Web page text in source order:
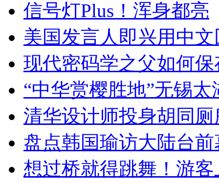
信号灯Plus！浑身都亮
美国发言人即兴用中
现代密码学之父如何
“中华赏樱胜地”无锡
清华设计师投身胡同
盘点韩国瑜访大陆台
想过桥就得跳舞！游客